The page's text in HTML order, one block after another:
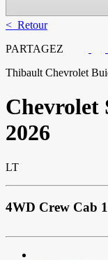
< Retour
PARTAGEZ
Thibault Chevrolet
Chevrolet
2026
LT
4WD Crew Cab